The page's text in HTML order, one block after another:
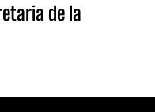
de la